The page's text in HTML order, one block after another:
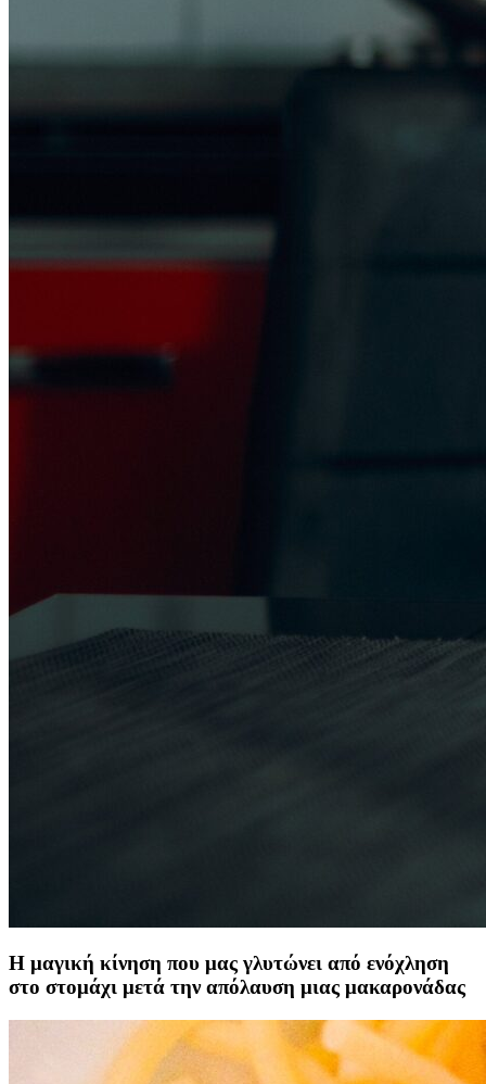
Η μαγική κίνηση που μας γλυτώνει από ενόχληση
στο στομάχι μετά την απόλαυση μιας μακαρονάδας